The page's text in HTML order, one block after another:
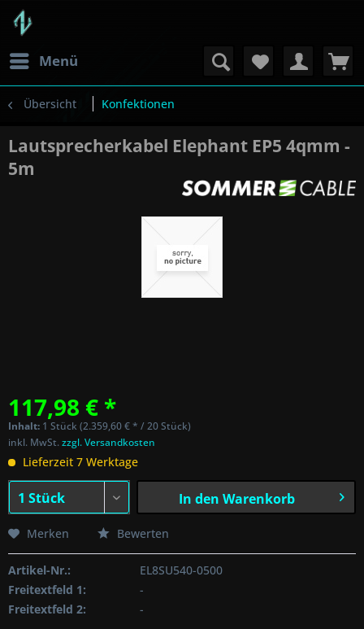
Menü
Übersicht Konfektionen
Lautsprecherkabel Elephant EP5 4qmm -
5m
117,98 € *
Inhalt: 1 Stück (2.359,60 € * / 20 Stück)
inkl. MwSt.zzgl. Versandkosten
Lieferzeit 7 Werktage
In den Warenkorb
Merken Bewerten
Artikel-Nr.:
EL8SU540-0500
Freitextfeld 1:
-
Freitextfeld 2:
-